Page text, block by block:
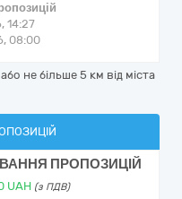
14:27
08:00
не більше 5 км від міста
ПРОПОЗИЦІЙ
UAH (з ПДВ)